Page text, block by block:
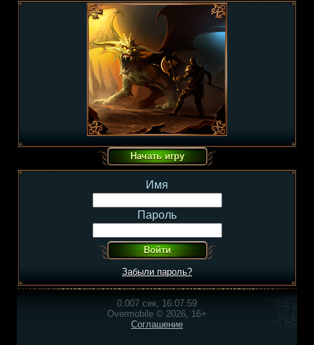
Имя
Пароль
Забыли пароль?
0.007 сек, 16:07:59
Overmobile © 2026, 16+
Соглашение